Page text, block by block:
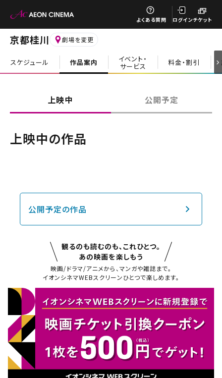
よくある質問 ログインチケット
閉じる
チケット購入
チケットの購入は下記リンクより、ご覧になりたい作品を選
京都桂川 劇場を変更
スケジュール 作品案内 イベント・
サービス 料金・割引
閉じる
お近くの劇場から選ぶ
久御山
草津
上映中 公開予定
上映中の作品
公開予定の作品
観るのも読むのも、これひとつ。
あの映画を楽しもう
映画/ドラマ/アニメから、マンガや雑誌まで。
イオンシネマWEBスクリーンひとつで楽しめます。
閉じる
閉じる